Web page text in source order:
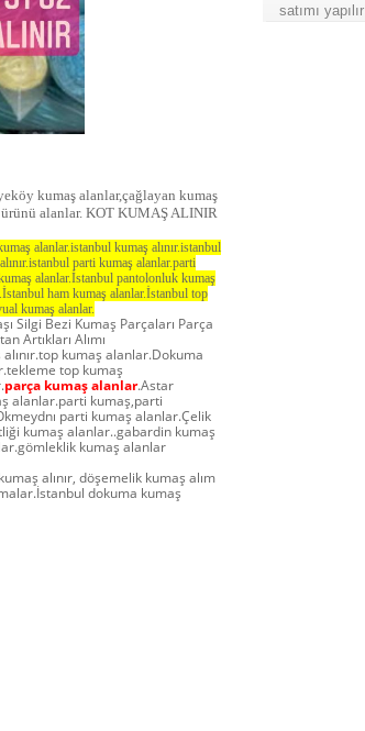
kumaş alanlar,çağlayan kumaş
alanlar. KOT KUMAŞ ALINIR
alanlar.istanbul kumaş alınır.istanbul
parti kumaş alanlar.parti
alanlar.İstanbul pantolonluk kumaş
ham kumaş alanlar.İstanbul top
kumaş alanlar.
Silgi Bezi Kumaş Parçaları Parça
Artıkları Alımı
kumaş alanlar.Dokuma
top kumaş
parça kumaş alanlar.Astar
alanlar.parti kumaş,parti
parti kumaş alanlar.Çelik
kumaş alanlar..gabardin kumaş
kumaş alanlar
alınır, döşemelik kumaş alım
dokuma kumaş
satımı yapılır